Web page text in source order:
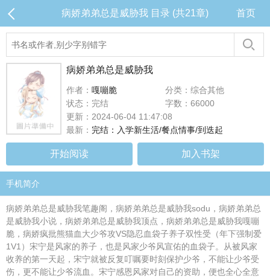
病娇弟弟总是威胁我 目录 (共21章) 首页
病娇弟弟总是威胁我
作者： 嘎嘣脆
分类：综合其他
状态：完结
字数：66000
更新：2024-06-04 11:47:08
最新： 完结：入学新生活/餐点情事/到迭起
开始阅读 加入书架
手机简介
病娇弟弟总是威胁我笔趣阁，病娇弟弟总是威胁我sodu，病娇弟弟总
是威胁我小说，病娇弟弟总是威胁我顶点，病娇弟弟总是威胁我嘎嘣
脆，病娇疯批熊猫血大少爷攻VS隐忍血袋子养子双性受（年下强制爱
1V1）宋宁是风家的养子，也是风家少爷风宣佑的血袋子。从被风家
收养的第一天起，宋宁就被反复叮嘱要时刻保护少爷，不能让少爷受
伤，更不能让少爷流血。宋宁感恩风家对自己的资助，便也全心全意